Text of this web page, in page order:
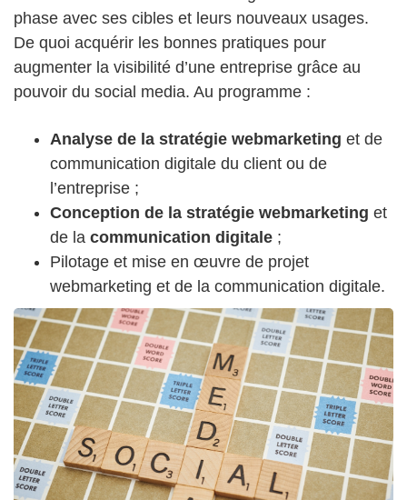
phase avec ses cibles et leurs nouveaux usages.
De quoi acquérir les bonnes pratiques pour
augmenter la visibilité d’une entreprise grâce au
pouvoir du social media. Au programme :
Analyse de la stratégie webmarketing et de
communication digitale du client ou de
l’entreprise ;
Conception de la stratégie webmarketing et
de la communication digitale ;
Pilotage et mise en œuvre de projet
webmarketing et de la communication digitale.